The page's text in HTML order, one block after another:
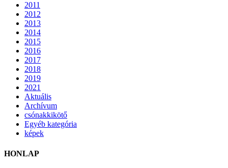
2011
2012
2013
2014
2015
2016
2017
2018
2019
2021
Aktuális
Archívum
csónakkikötő
Egyéb kategória
képek
HONLAP